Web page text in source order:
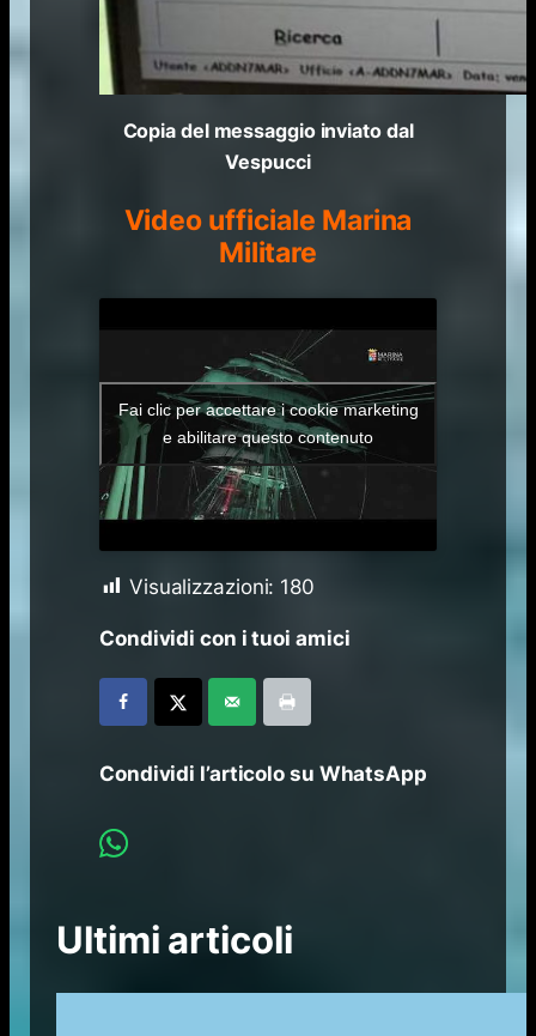
Copia del messaggio inviato dal
Vespucci
Video ufficiale Marina
Militare
Fai clic per accettare i cookie marketing
e abilitare questo contenuto
Visualizzazioni: 180
Condividi con i tuoi amici
Condividi l’articolo su WhatsApp
Ultimi articoli